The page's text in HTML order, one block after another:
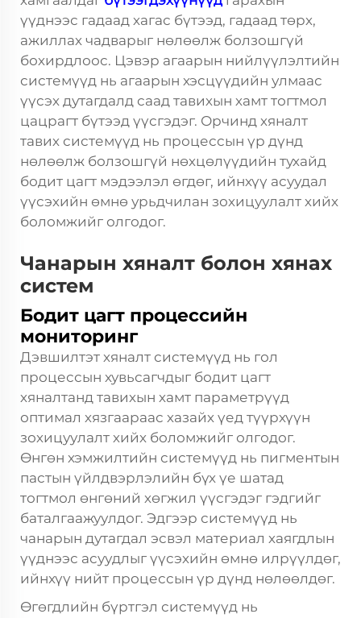
үүднээс гадаад хагас бүтээд, гадаад төрх,
ажиллах чадварыг нөлөөлж болзошгүй
бохирдлоос. Цэвэр агаарын нийлүүлэлтийн
системүүд нь агаарын хэсцүүдийн улмаас
үүсэх дутагдалд саад тавихын хамт тогтмол
цацрагт бүтээд үүсгэдэг. Орчинд хяналт
тавих системүүд нь процессын үр дүнд
нөлөөлж болзошгүй нөхцөлүүдийн тухайд
бодит цагт мэдээлэл өгдөг, ийнхүү асуудал
үүсэхийн өмнө урьдчилан зохицуулалт хийх
боломжийг олгодог.
Чанарын хяналт болон хянах
систем
Бодит цагт процессийн
мониторинг
Дэвшилтэт хяналт системүүд нь гол
процессын хувьсагчдыг бодит цагт
хяналтанд тавихын хамт параметрүүд
оптимал хязгаараас хазайх үед түүрхүүн
зохицуулалт хийх боломжийг олгодог.
Өнгөн хэмжилтийн системүүд нь пигментын
пастын үйлдвэрлэлийн бүх үе шатад
тогтмол өнгөний хөгжил үүсгэдэг гэдгийг
баталгаажуулдог. Эдгээр системүүд нь
чанарын дутагдал эсвэл материал хаягдлын
үүднээс асуудлыг үүсэхийн өмнө илрүүлдөг,
ийнхүү нийт процессын үр дүнд нөлөөлдөг.
Өгөгдлийн бүртгэл системүүд нь